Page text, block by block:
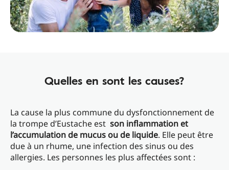
Quelles en sont les causes?
La cause la plus commune du dysfonctionnement de
la trompe d’Eustache est son inflammation et
l’accumulation de mucus ou de liquide. Elle peut être
due à un rhume, une infection des sinus ou des
allergies. Les personnes les plus affectées sont :